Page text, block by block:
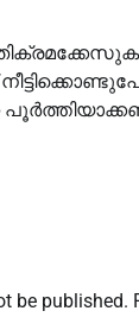
be published.